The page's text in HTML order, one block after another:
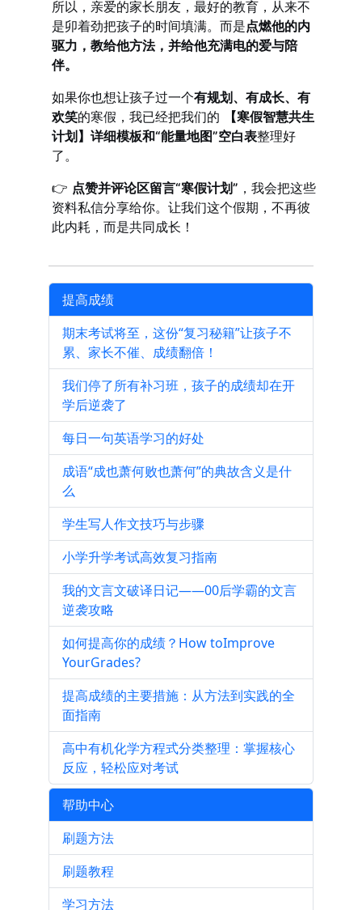
所以，亲爱的家长朋友，最好的教育，从来不
是卯着劲把孩子的时间填满。而是点燃他的内
驱力，教给他方法，并给他充满电的爱与陪
伴。
如果你也想让孩子过一个有规划、有成长、有
欢笑的寒假，我已经把我们的
【寒假智慧共生
计划】详细模板和“能量地图”空白表整理好
了。
👉 点赞并评论区留言“寒假计划” ，我会把这些
资料私信分享给你。让我们这个假期，不再彼
此内耗，而是共同成长！
提高成绩
期末考试将至，这份“复习秘籍”让孩子不
累、家长不催、成绩翻倍！
我们停了所有补习班，孩子的成绩却在开
学后逆袭了
每日一句英语学习的好处
成语“成也萧何败也萧何”的典故含义是什
么
学生写人作文技巧与步骤
小学升学考试高效复习指南
我的文言文破译日记——00后学霸的文言
逆袭攻略
如何提高你的成绩？How toImprove
YourGrades?
提高成绩的主要措施：从方法到实践的全
面指南
高中有机化学方程式分类整理：掌握核心
反应，轻松应对考试
帮助中心
刷题方法
刷题教程
学习方法